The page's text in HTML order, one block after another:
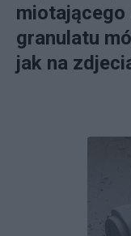
miotającego
granulatu
jak na